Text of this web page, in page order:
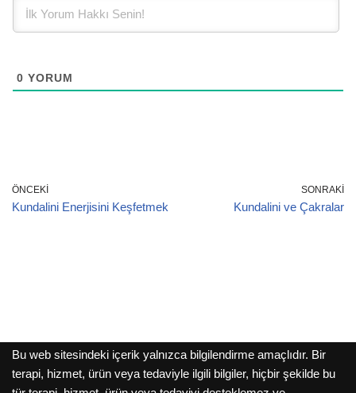
0 YORUM
ÖNCEKI
Kundalini Enerjisini Keşfetmek
SONRAKI
Kundalini ve Çakralar
Bu web sitesindeki içerik yalnızca bilgilendirme amaçlıdır. Bir
terapi, hizmet, ürün veya tedaviyle ilgili bilgiler, hiçbir şekilde bu